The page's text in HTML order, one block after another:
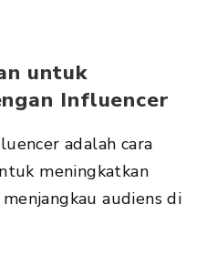
untuk
Influencer
adalah cara
meningkatkan
audiens di